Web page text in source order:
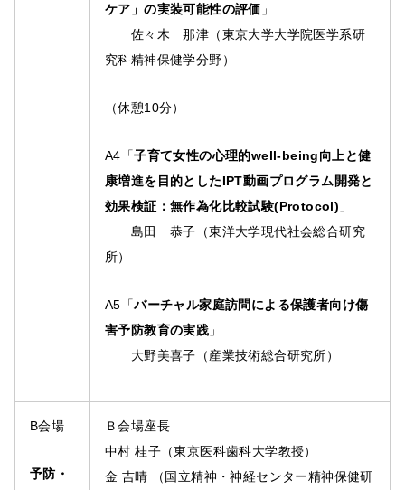
ケア」の実装可能性の評価 」
佐々木 那津（東京大学大学院医学系研
究科精神保健学分野）
（休憩10分）
A4「子育て女性の心理的well-being向上と健
康増進を目的としたIPT動画プログラム開発と
効果検証：無作為化比較試験(Protocol) 」
島田 恭子（東洋大学現代社会総合研究
所）
A5「バーチャル家庭訪問による保護者向け傷
害予防教育の実践 」
大野美喜子（産業技術総合研究所）
B会場
予防・
Ｂ会場座長
中村 桂子（東京医科歯科大学教授）
金 吉晴 （国立精神・神経センター精神保健研